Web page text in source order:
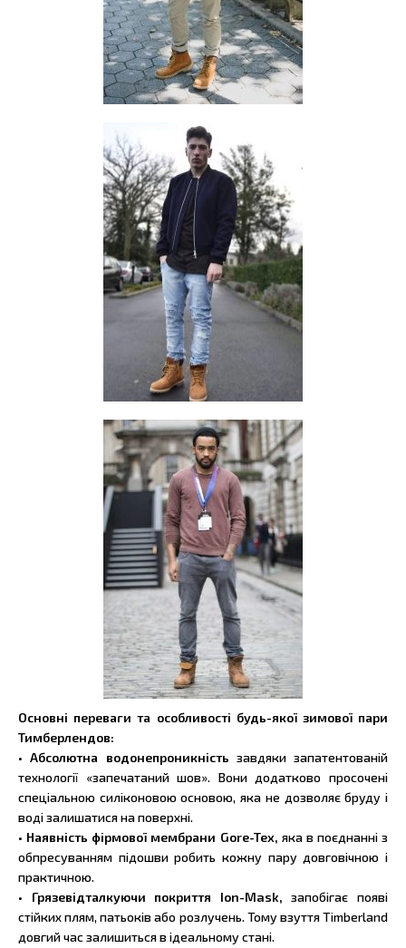
Основні переваги та особливості будь-якої зимової пари
Тимберлендов:
•Абсолютна водонепроникність завдяки запатентованій
технології «запечатаний шов». Вони додатково просочені
спеціальною силіконовою основою, яка не дозволяє бруду і
воді залишатися на поверхні.
• Наявність фірмової мембрани Gore-Tex, яка в поєднанні з
обпресуванням підошви робить кожну пару довговічною і
практичною.
• Грязевідталкуючи покриття Ion-Mask,запобігає появі
стійких плям, патьоків або розлучень. Тому взуття Timberland
довгий час залишиться в ідеальному стані.